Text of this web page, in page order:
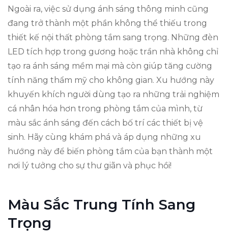
Ngoài ra, việc sử dụng ánh sáng thông minh cũng
đang trở thành một phần không thể thiếu trong
thiết kế nội thất phòng tắm sang trọng. Những đèn
LED tích hợp trong gương hoặc trần nhà không chỉ
tạo ra ánh sáng mềm mại mà còn giúp tăng cường
tính năng thẩm mỹ cho không gian. Xu hướng này
khuyến khích người dùng tạo ra những trải nghiệm
cá nhân hóa hơn trong phòng tắm của mình, từ
màu sắc ánh sáng đến cách bố trí các thiết bị vệ
sinh. Hãy cùng khám phá và áp dụng những xu
hướng này để biến phòng tắm của bạn thành một
nơi lý tưởng cho sự thư giãn và phục hồi!
Màu Sắc Trung Tính Sang
Trọng